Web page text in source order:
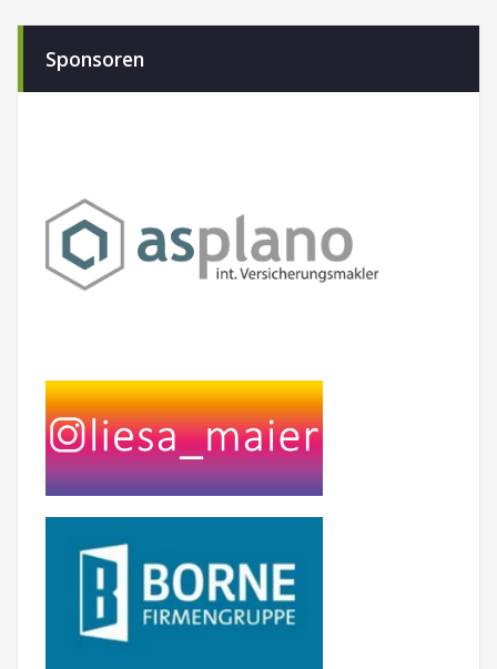
Sponsoren